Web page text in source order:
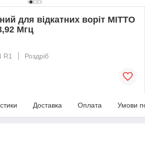
для відкатних воріт MITTO
Мгц
R1
Роздріб
Доставка Оплата Умови